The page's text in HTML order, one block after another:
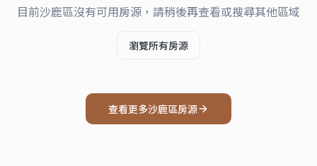
目前沙鹿區沒有可用房源，請稍後再查看或搜尋其他區域
瀏覽所有房源
查看更多沙鹿區房源